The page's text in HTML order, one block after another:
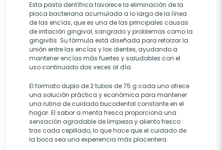
Esta pasta dentífrica favorece la eliminación de la
placa bacteriana acumulada a lo largo de la línea
de las encías, que es una de las principales causas
de irritación gingival, sangrado y problemas como la
gingivitis. Su fórmula está diseñada para reforzar la
unión entre las encías y los dientes, ayudando a
mantener encías más fuertes y saludables con el
uso continuado dos veces al día.
El formato duplo de 2 tubos de 75 g cada uno ofrece
una solución práctica y económica para mantener
una rutina de cuidado bucodental constante en el
hogar. El sabor a menta fresca proporciona una
sensación agradable de limpieza y aliento fresco
tras cada cepillado, lo que hace que el cuidado de
la boca sea una experiencia más placentera.